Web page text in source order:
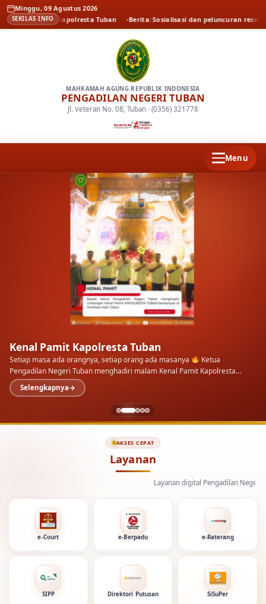
Minggu, 09 Agustus 2026
SEKILAS INFO
Pamit Kapolresta Tuban Berita Sosialisasi dan peluncuran resmi
MAHKAMAH AGUNG REPUBLIK INDONESIA
PENGADILAN NEGERI TUBAN
Jl. Veteran No. 08, Tuban · (0356) 321778
Menu
Kenal Pamit Kapolresta Tuban
Setiap masa ada orangnya, setiap orang ada masanya
Ketua
Pengadilan Negeri Tuban menghadiri malam Kenal Pamit Kapolresta
Tuban di Pendopo Kab.…
Selengkapnya
AKSES CEPAT
Layanan
Layanan digital Pengadilan Negeri Tuban
e-Court e-Berpadu e-Raterang
SIPP Direktori Putusan SiSuPer